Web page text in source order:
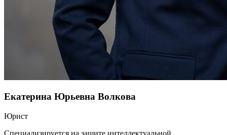
Екатерина Юрьевна Волкова
Юрист
Специализируется на защите интеллектуальной